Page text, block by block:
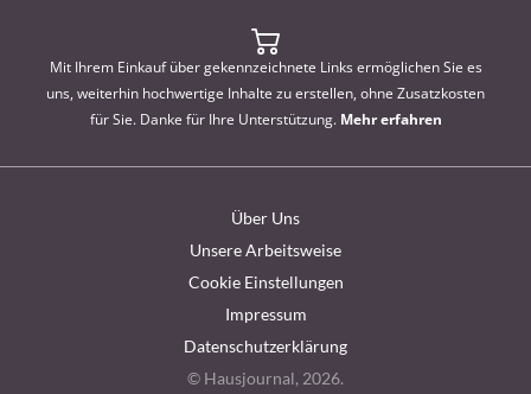
Mit Ihrem Einkauf über gekennzeichnete Links ermöglichen Sie es
uns, weiterhin hochwertige Inhalte zu erstellen, ohne Zusatzkosten
für Sie. Danke für Ihre Unterstützung. Mehr erfahren
Über Uns
Unsere Arbeitsweise
Cookie Einstellungen
Impressum
Datenschutzerklärung
© Hausjournal, 2026.